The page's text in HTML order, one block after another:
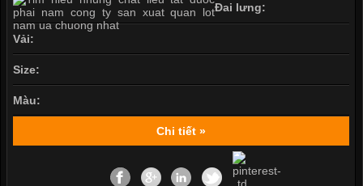
Đai lưng:
Vải:
Size:
Màu:
Chi tiết »